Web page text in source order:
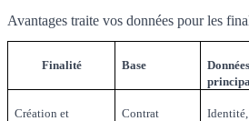
Avantages traite vos données pour les
Finalité Base
Données
Création et
Contrat
Identité,